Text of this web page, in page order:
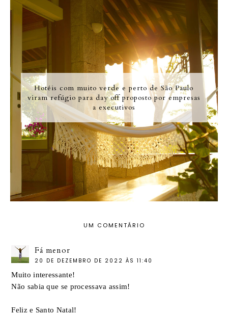
Hotéis com muito verde e perto de São Paulo
viram refúgio para day off proposto por empresas
a executivos
UM COMENTÁRIO
Fá menor
20 DE DEZEMBRO DE 2022 ÀS 11:40
Muito interessante!
Não sabia que se processava assim!
Feliz e Santo Natal!